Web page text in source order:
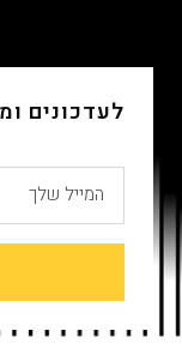
לעדכונים
המייל שלך